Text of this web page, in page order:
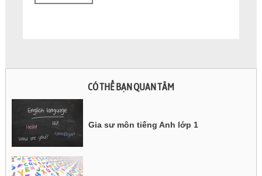
CÓ THỂ BẠN QUAN TÂM
Gia sư môn tiếng Anh lớp 1